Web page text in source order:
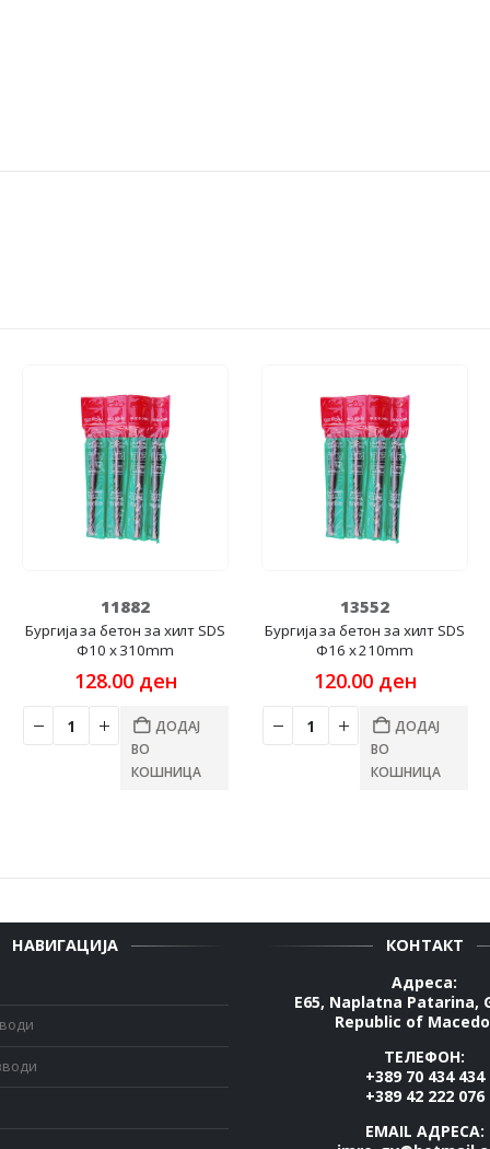
11882
Бургија за бетон за хилт SDS
Ф10 x 310mm
128.00 ден
ДОДАЈ
ВО
КОШНИЦА
13552
Бургија за бетон за хилт SDS
Ф16 x 210mm
120.00 ден
ДОДАЈ
ВО
КОШНИЦА
НАВИГАЦИЈА
КОНТАКТ
Адреса:
E65, Naplatna Patarina,
Republic of
ТЕЛЕФОН:
+389 70 434 434
+389 42 222 076
EMAIL АДРЕСА: